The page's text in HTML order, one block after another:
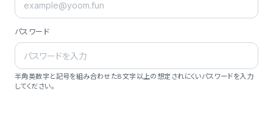
パスワード
半角英数字と記号を組み合わせた8文字以上の想定されにくいパスワードを入力
してください。